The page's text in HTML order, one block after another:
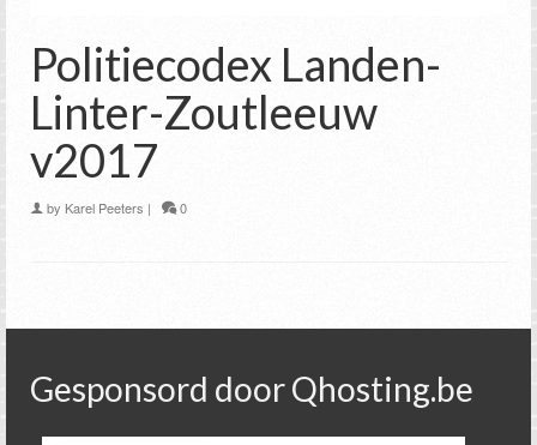
Politiecodex Landen-
Linter-Zoutleeuw
v2017
by Karel Peeters | 0
Gesponsord door Qhosting.be